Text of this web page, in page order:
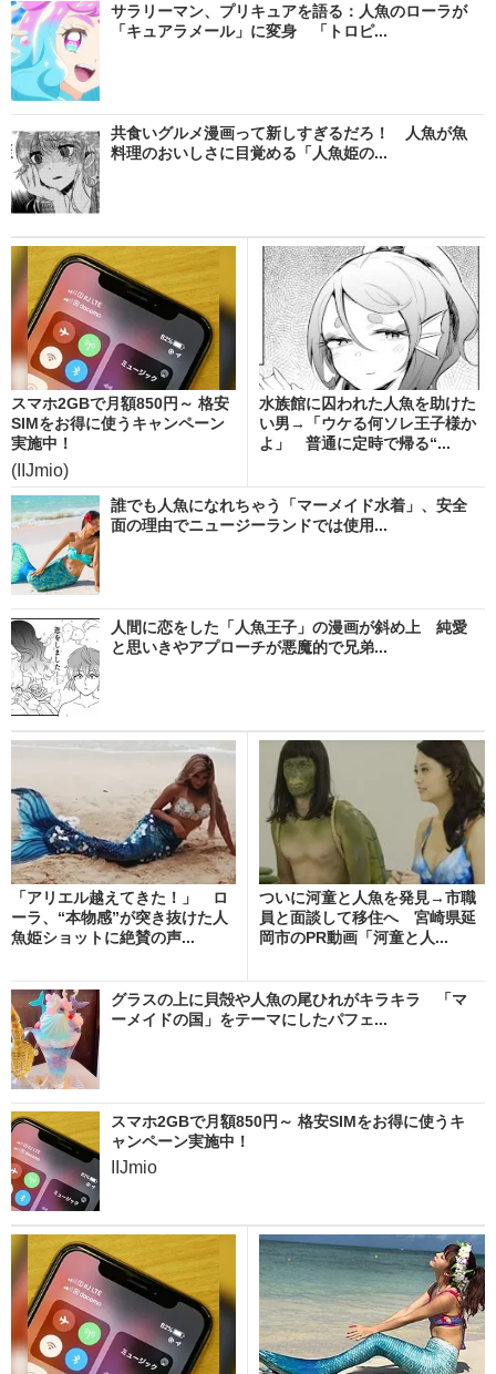
サラリーマン、プリキュアを語る：人魚のローラが
「キュアラメール」に変身 「トロピ...
共食いグルメ漫画って新しすぎるだろ！ 人魚が魚
料理のおいしさに目覚める「人魚姫の...
スマホ2GBで月額850円～ 格安
SIMをお得に使うキャンペーン
実施中！
(IIJmio)
水族館に囚われた人魚を助けた
い男→「ウケる何ソレ王子様か
よ」 普通に定時で帰る“...
誰でも人魚になれちゃう「マーメイド水着」、安全
面の理由でニュージーランドでは使用...
人間に恋をした「人魚王子」の漫画が斜め上 純愛
と思いきやアプローチが悪魔的で兄弟...
「アリエル越えてきた！」 ロ
ーラ、“本物感”が突き抜けた人
魚姫ショットに絶賛の声...
ついに河童と人魚を発見→市職
員と面談して移住へ 宮崎県延
岡市のPR動画「河童と人...
グラスの上に貝殻や人魚の尾ひれがキラキラ 「マ
ーメイドの国」をテーマにしたパフェ...
スマホ2GBで月額850円～ 格安SIMをお得に使うキ
ャンペーン実施中！
IIJmio